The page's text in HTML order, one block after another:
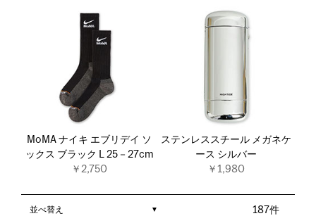
MoMA ナイキ エブリデイ ソ
ックス ブラック L 25－27cm
￥2,750
ステンレススチール メガネケ
ース シルバー
￥1,980
187件
並べ替え